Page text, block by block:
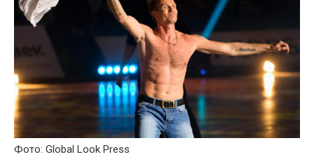
Фото: Global Look Press